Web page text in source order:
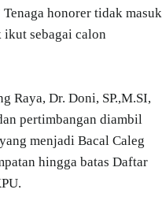
honorer tidak masuk
sebagai calon
Raya, Dr. Doni, SP.,M.SI,
pertimbangan diambil
menjadi Bacal Caleg
hingga batas Daftar